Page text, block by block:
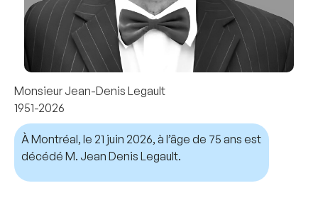
Monsieur Jean-Denis Legault
1951-2026
À Montréal, le 21 juin 2026, à l’âge de 75 ans est
décédé M. Jean Denis Legault.